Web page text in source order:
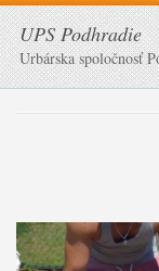
UPS Podhradie
Urbárska spoločnosť